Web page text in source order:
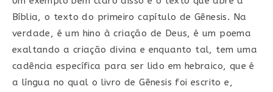
Bíblia, o texto do primeiro capítulo de Gênesis. Na
verdade, é um hino à criação de Deus, é um poema
exaltando a criação divina e enquanto tal, tem uma
cadência específica para ser lido em hebraico, que é
a língua no qual o livro de Gênesis foi escrito e,